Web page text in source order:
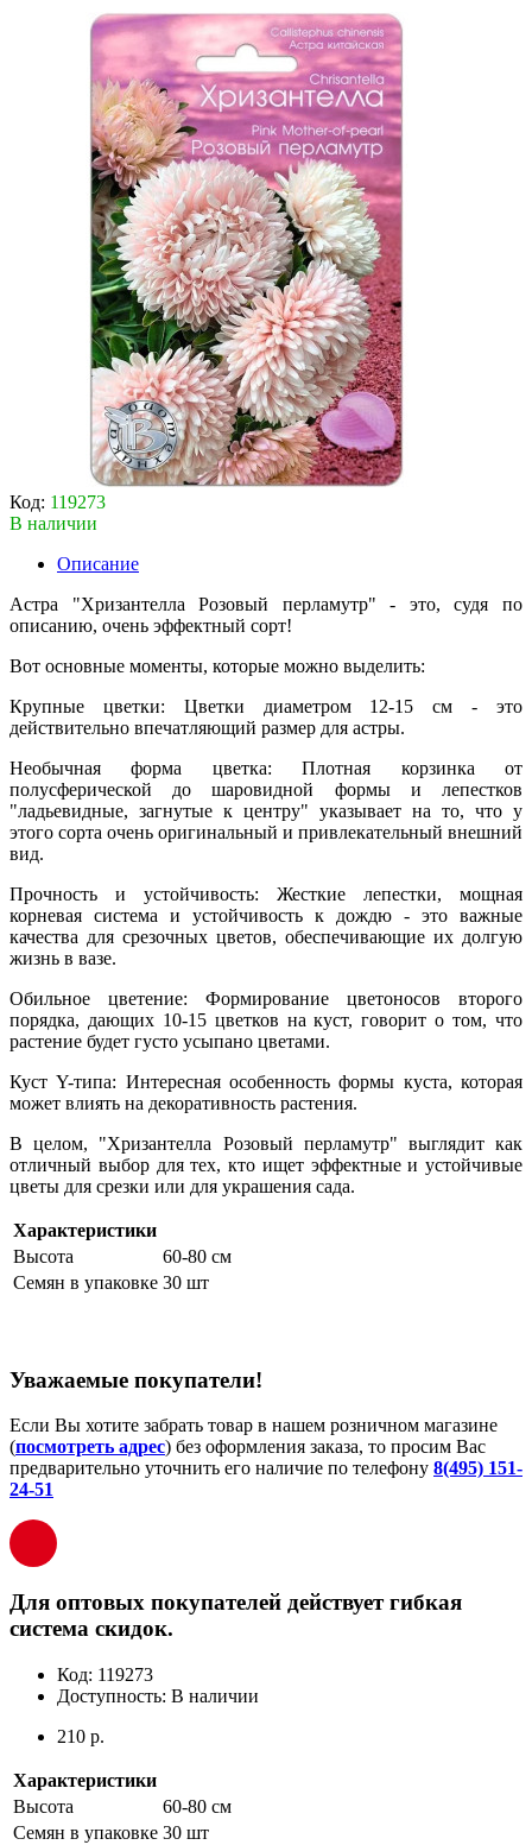
Код: 119273
В наличии
Описание
Астра "Хризантелла Розовый перламутр" - это, судя по
описанию, очень эффектный сорт!
Вот основные моменты, которые можно выделить:
Крупные цветки: Цветки диаметром 12-15 см - это
действительно впечатляющий размер для астры.
Необычная форма цветка: Плотная корзинка от
полусферической до шаровидной формы и лепестков
"ладьевидные, загнутые к центру" указывает на то, что у
этого сорта очень оригинальный и привлекательный внешний
вид.
Прочность и устойчивость: Жесткие лепестки, мощная
корневая система и устойчивость к дождю - это важные
качества для срезочных цветов, обеспечивающие их долгую
жизнь в вазе.
Обильное цветение: Формирование цветоносов второго
порядка, дающих 10-15 цветков на куст, говорит о том, что
растение будет густо усыпано цветами.
Куст Y-типа: Интересная особенность формы куста, которая
может влиять на декоративность растения.
В целом, "Хризантелла Розовый перламутр" выглядит как
отличный выбор для тех, кто ищет эффектные и устойчивые
цветы для срезки или для украшения сада.
Характеристики
Высота
60-80 см
Семян в упаковке 30 шт
Уважаемые покупатели!
Если Вы хотите забрать товар в нашем розничном магазине
(посмотреть адрес) без оформления заказа, то просим Вас
предварительно уточнить его наличие по телефону 8(495) 151-
24-51
Для оптовых покупателей действует гибкая
система скидок.
Код: 119273
Доступность: В наличии
210 р.
Характеристики
Высота
60-80 см
Семян в упаковке 30 шт